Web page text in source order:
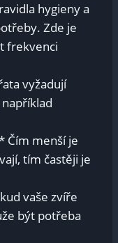
hygieny a
Zde je
frekvenci
vyžadují
Čím menší je
tím častěji je
vaše zvíře
být potřeba